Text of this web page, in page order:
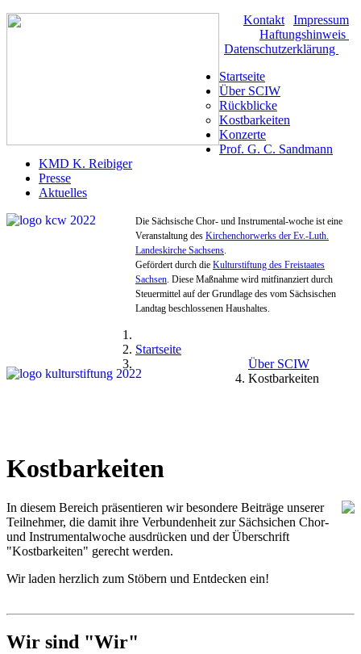
Kontakt Impressum
Haftungshinweis
Datenschutzerklärung
Startseite
Über SCIW
Rückblicke
Kostbarkeiten
Konzerte
Prof. G. C. Sandmann
KMD K. Reibiger
Presse
Aktuelles
Die Sächsische Chor- und Instrumental-woche ist eine
Veranstaltung des Kirchenchorwerks der Ev.-Luth.
Landeskirche Sachsens.
Gefördert durch die Kulturstiftung des Freistaates
Sachsen. Diese Maßnahme wird mitfinanziert durch
Steuermittel auf der Grundlage des vom Sächsischen
Landtag beschlossenen Haushaltes.
Startseite
Über SCIW
Kostbarkeiten
Kostbarkeiten
In diesem Bereich präsentieren wir besondere Beiträge unserer
Teilnehmer, die damit ihre Verbundenheit zur Sächsichen Chor-
und Instrumentalwoche ausdrücken und der Überschrift
"Kostbarkeiten" gerecht werden.
Wir laden herzlich zum Stöbern und Entdecken ein!
Wir sind "Wir"